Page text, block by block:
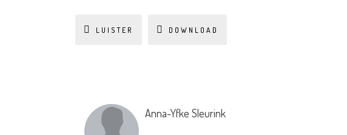
LUISTER DOWNLOAD
Anna-Yfke Sleurink